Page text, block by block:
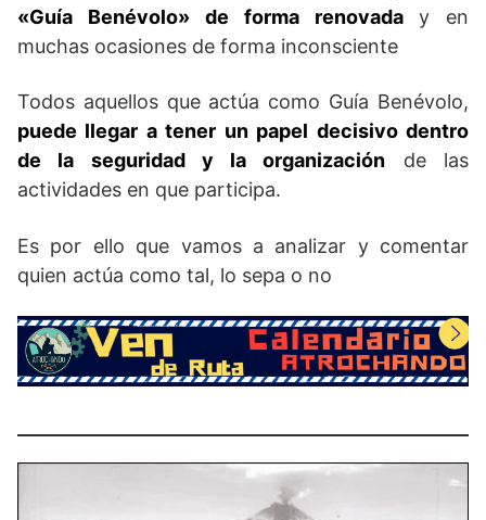
«Guía Benévolo» de forma renovada y en
muchas ocasiones de forma inconsciente
Todos aquellos que actúa como Guía Benévolo,
puede llegar a tener un papel decisivo dentro
de la seguridad y la organización de las
actividades en que participa.
Es por ello que vamos a analizar y comentar
quien actúa como tal, lo sepa o no